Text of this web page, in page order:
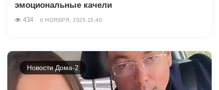
эмоциональные качели
434 6 НОЯБРЯ, 2025 15:40
Новости Дома-2